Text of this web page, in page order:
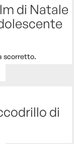
di Natale
scorretto.
di